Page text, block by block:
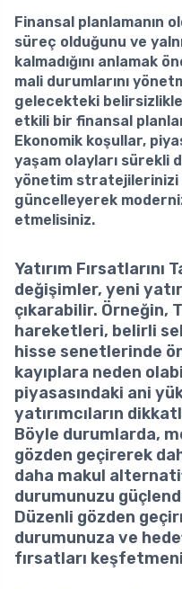
Finansal planlamanın
süreç olduğunu ve
kalmadığını anlamak
mali durumlarını
gelecekteki
etkili bir finansal
Ekonomik koşullar,
yaşam olayları sürekli
yönetim stratejilerinizi
güncelleyerek
etmelisiniz.
Yatırım Fırsatlarını
değişimler, yeni
çıkarabilir. Örneğin,
hareketleri, belirli
hisse senetlerinde
kayıplara neden
piyasasındaki ani
yatırımcıların
Böyle durumlarda,
gözden geçirerek
daha makul
durumunuzu
Düzenli gözden
durumunuza ve
fırsatları